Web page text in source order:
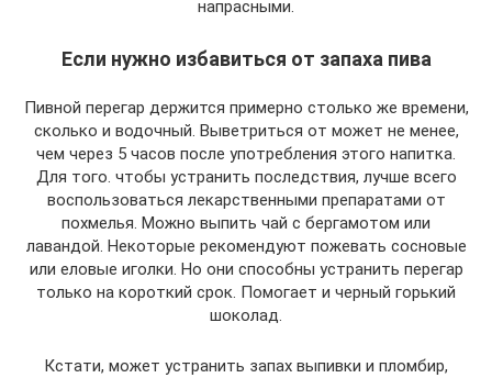
напрасными.
Если нужно избавиться от запаха пива
Пивной перегар держится примерно столько же времени,
сколько и водочный. Выветриться от может не менее,
чем через 5 часов после употребления этого напитка.
Для того. чтобы устранить последствия, лучше всего
воспользоваться лекарственными препаратами от
похмелья. Можно выпить чай с бергамотом или
лавандой. Некоторые рекомендуют пожевать сосновые
или еловые иголки. Но они способны устранить перегар
только на короткий срок. Помогает и черный горький
шоколад.
Кстати, может устранить запах выпивки и пломбир,